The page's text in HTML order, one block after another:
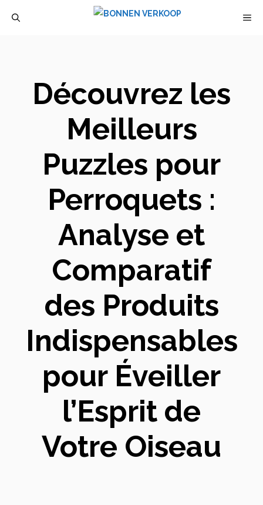
Découvrez les
Meilleurs
Puzzles pour
Perroquets :
Analyse et
Comparatif
des Produits
Indispensables
pour Éveiller
l’Esprit de
Votre Oiseau